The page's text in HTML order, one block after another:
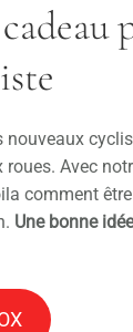
nouveaux
roues. Avec
comment
Une bonne